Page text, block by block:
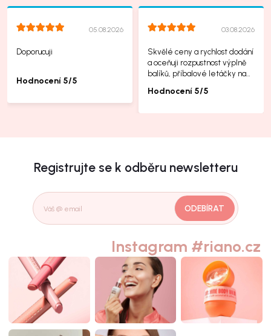
05.08.2026
Doporucuji
Hodnocení 5/5
03.08.2026
Skvělé ceny a rychlost dodání
a oceňuji rozpustnost výplně
balíků, příbalové letáčky na
Hodnocení 5/5
Registrujte se k odběru newsletteru
ODEBÍRAT
Instagram #riano.cz